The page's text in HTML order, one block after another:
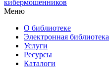
кибермошенников
Меню
О библиотеке
Электронная библиотека
Услуги
Ресурсы
Каталоги